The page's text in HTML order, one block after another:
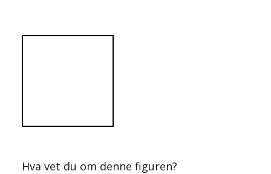
Hva vet du om denne figuren?